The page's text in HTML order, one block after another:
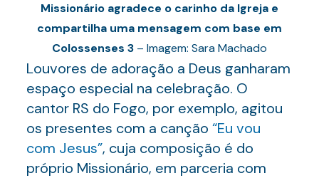
Missionário agradece o carinho da Igreja e
compartilha uma mensagem com base em
Colossenses 3– Imagem: Sara Machado
Louvores de adoração a Deus ganharam
espaço especial na celebração. O
cantor RS do Fogo, por exemplo, agitou
os presentes com a canção “Eu vou
com Jesus”, cuja composição é do
próprio Missionário, em parceria com